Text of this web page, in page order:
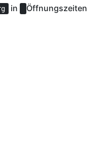
in Öffnungszeiten